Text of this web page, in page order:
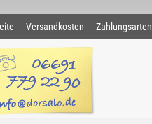
Versandkosten Zahlungsarten